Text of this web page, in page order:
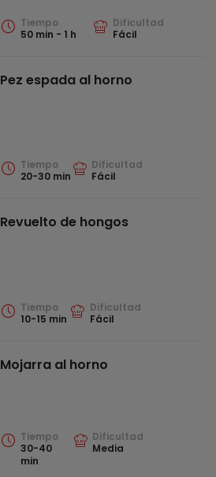
Tiempo
50 min - 1 h
Dificultad
Fácil
Pez espada al horno
Tiempo
20-30 min
Dificultad
Fácil
Revuelto de hongos
Tiempo
10-15 min
Dificultad
Fácil
Mojarra al horno
Tiempo
30-40
min
Dificultad
Media